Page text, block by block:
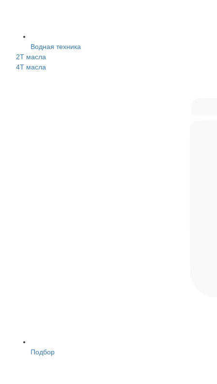
Водная техника
2Т масла
4Т масла
Подбор